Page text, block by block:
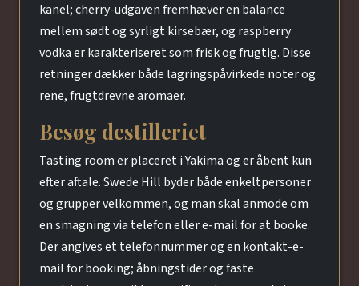
kanel; cherry-udgaven fremhæver en balance
mellem sødt og syrligt kirsebær, og raspberry
vodka er karakteriseret som frisk og frugtig. Disse
retninger dækker både lagringspåvirkede noter og
rene, frugtdrevne aromaer.
Besøg destilleriet
Tasting room er placeret i Yakima og er åbent kun
efter aftale. Swede Hill byder både enkeltpersoner
og grupper velkommen, og man skal anmode om
en smagning via telefon eller e-mail for at booke.
Der angives et telefonnummer og en kontakt-e-
mail for booking; åbningstider og faste